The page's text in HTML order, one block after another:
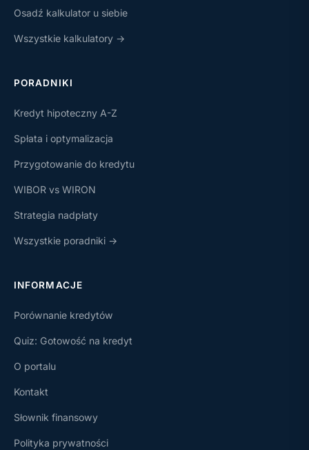
Osadź kalkulator u siebie
Wszystkie kalkulatory →
PORADNIKI
Kredyt hipoteczny A-Z
Spłata i optymalizacja
Przygotowanie do kredytu
WIBOR vs WIRON
Strategia nadpłaty
Wszystkie poradniki →
INFORMACJE
Porównanie kredytów
Quiz: Gotowość na kredyt
O portalu
Kontakt
Słownik finansowy
Polityka prywatności